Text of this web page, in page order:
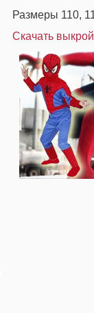
Размеры 110,
Скачать